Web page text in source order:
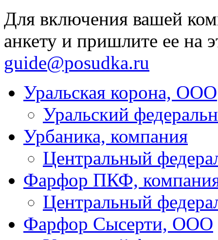
Для включения вашей
анкету и пришлите ее на
guide@posudka.ru
Уральская корона, ООО
Уральский
Урбаника, компания
Центральный
Фарфор ПКФ,
Центральный
Фарфор Сысерти, ООО